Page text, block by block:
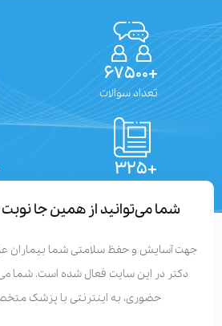
تعداد سوالات
شما می‌توانید از همین جا نوبت خود
آسایش و حفظ سلامتی شما بیماران عزیز
دکتر در این سایت فعال شده است. شما می
حضوری، به اینترنتی با پزشک متخصص